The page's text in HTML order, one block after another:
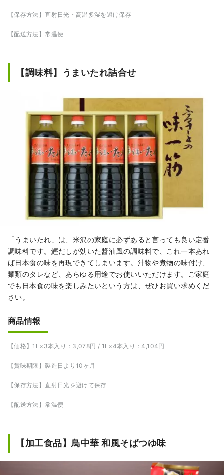
【保存方法】直射日光・高温多湿を避け保存
【配送方法】常温便
【調味料】うまいたれ詰合せ
「うまいたれ」は、米沢の家庭に必ずあると言っても良い定番
調味料です。鰹だしが効いた醬油風の調味料で、これ一本あれ
ば日本食の味を再現できてしまいます。汁物や煮物の味付け、
麺類のタレなど、あらゆる用途でお使いいただけます。ご家庭
でも日本食の味を楽しみたいという方は、ぜひお買い求めくだ
さい。
商品情報
【価格】1L×3本入り：3,078円 / 1L×4本入り：4,104円
【賞味期限】製造日より10ヶ月
【保存方法】直射日光を避けて保存
【配送方法】常温便
【加工食品】鳥中華 和風そばつゆ味